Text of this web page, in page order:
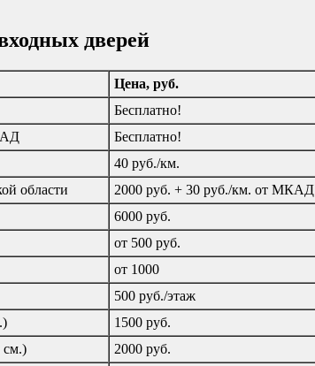
дверей
Цена, руб.
Бесплатно!
Бесплатно!
40 руб./км.
области
2000 руб. + 30 руб./км. от МКАД
6000 руб.
от 500 руб.
от 1000
500 руб./этаж
1500 руб.
см.)
2000 руб.